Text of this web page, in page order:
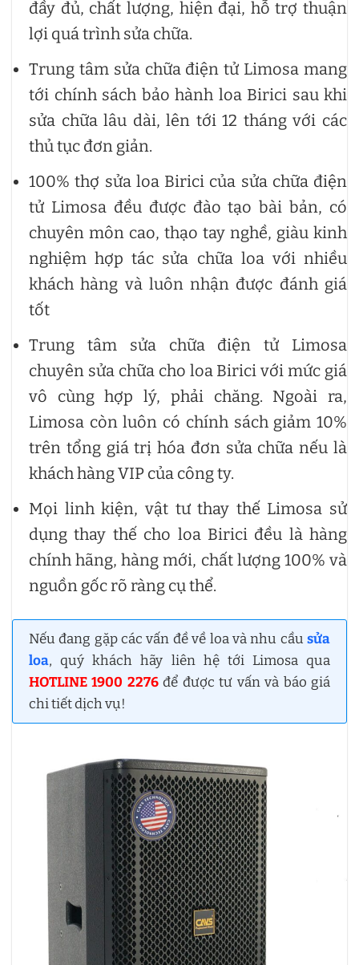
đầy đủ, chất lượng, hiện đại, hỗ trợ thuận
lợi quá trình sửa chữa.
Trung tâm sửa chữa điện tử Limosa mang
tới chính sách bảo hành loa Birici sau khi
sửa chữa lâu dài, lên tới 12 tháng với các
thủ tục đơn giản.
100% thợ sửa loa Birici của sửa chữa điện
tử Limosa đều được đào tạo bài bản, có
chuyên môn cao, thạo tay nghề, giàu kinh
nghiệm hợp tác sửa chữa loa với nhiều
khách hàng và luôn nhận được đánh giá
tốt
Trung tâm sửa chữa điện tử Limosa
chuyên sửa chữa cho loa Birici với mức giá
vô cùng hợp lý, phải chăng. Ngoài ra,
Limosa còn luôn có chính sách giảm 10%
trên tổng giá trị hóa đơn sửa chữa nếu là
khách hàng VIP của công ty.
Mọi linh kiện, vật tư thay thế Limosa sử
dụng thay thế cho loa Birici đều là hàng
chính hãng, hàng mới, chất lượng 100% và
nguồn gốc rõ ràng cụ thể.
Nếu đang gặp các vấn đề về loa và nhu cầu sửa
loa, quý khách hãy liên hệ tới Limosa qua
HOTLINE 1900 2276để được tư vấn và báo giá
chi tiết dịch vụ!